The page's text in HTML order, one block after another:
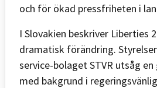
och för ökad pressfriheten i
I Slovakien beskriver Liberties
dramatisk förändring.
service-bolaget STVR utsåg
med bakgrund i